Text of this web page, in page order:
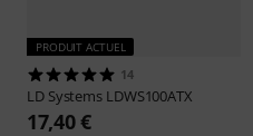
PRODUIT ACTUEL
14
LD Systems LDWS100ATX
17,40 €